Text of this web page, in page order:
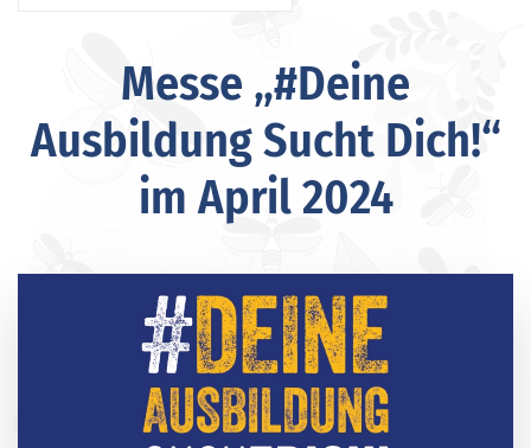
Messe „#Deine
Ausbildung Sucht Dich!“
im April 2024